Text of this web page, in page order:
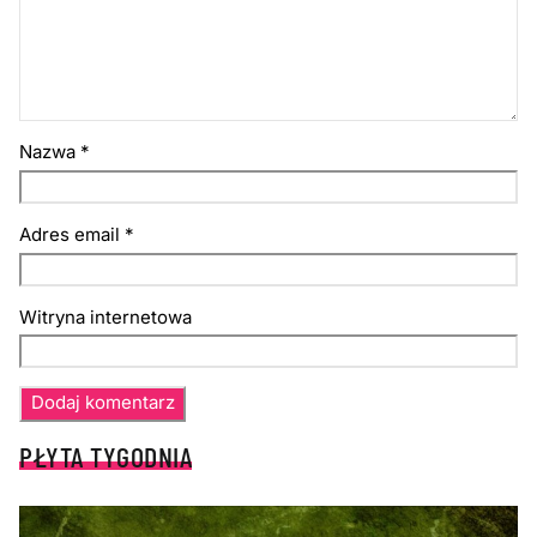
Nazwa *
Adres email *
Witryna internetowa
PŁYTA TYGODNIA